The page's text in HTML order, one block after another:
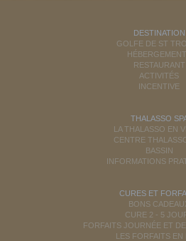
DESTINATION
GOLFE DE ST
RESTAURANT
ACTIVITÉS
INCENTIVE
THALASSO
LA THALASSO EN
CENTRE
BASSIN
INFORMATIONS
CURES ET
BONS
CURE 2 - 5
FORFAITS JOURNÉE ET
LES FORFAITS EN